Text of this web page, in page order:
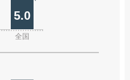
5.0
全国